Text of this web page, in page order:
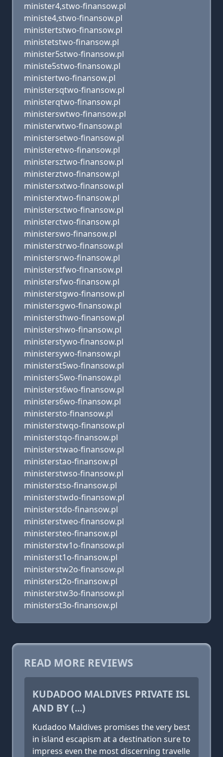
minister4,stwo-finansow.pl
ministe4,stwo-finansow.pl
ministertstwo-finansow.pl
ministetstwo-finansow.pl
minister5stwo-finansow.pl
ministe5stwo-finansow.pl
ministertwo-finansow.pl
ministersqtwo-finansow.pl
ministerqtwo-finansow.pl
ministerswtwo-finansow.pl
ministerwtwo-finansow.pl
ministersetwo-finansow.pl
ministeretwo-finansow.pl
ministersztwo-finansow.pl
ministerztwo-finansow.pl
ministersxtwo-finansow.pl
ministerxtwo-finansow.pl
ministersctwo-finansow.pl
ministerctwo-finansow.pl
ministerswo-finansow.pl
ministerstrwo-finansow.pl
ministersrwo-finansow.pl
ministerstfwo-finansow.pl
ministersfwo-finansow.pl
ministerstgwo-finansow.pl
ministersgwo-finansow.pl
ministersthwo-finansow.pl
ministershwo-finansow.pl
ministerstywo-finansow.pl
ministersywo-finansow.pl
ministerst5wo-finansow.pl
ministers5wo-finansow.pl
ministerst6wo-finansow.pl
ministers6wo-finansow.pl
ministersto-finansow.pl
ministerstwqo-finansow.pl
ministerstqo-finansow.pl
ministerstwao-finansow.pl
ministerstao-finansow.pl
ministerstwso-finansow.pl
ministerstso-finansow.pl
ministerstwdo-finansow.pl
ministerstdo-finansow.pl
ministerstweo-finansow.pl
ministersteo-finansow.pl
ministerstw1o-finansow.pl
ministerst1o-finansow.pl
ministerstw2o-finansow.pl
ministerst2o-finansow.pl
ministerstw3o-finansow.pl
ministerst3o-finansow.pl
READ MORE REVIEWS
KUDADOO MALDIVES PRIVATE ISL
AND BY (...)
Kudadoo Maldives promises the very best
in island escapism at a destination sure to
impress even the most discerning travelle